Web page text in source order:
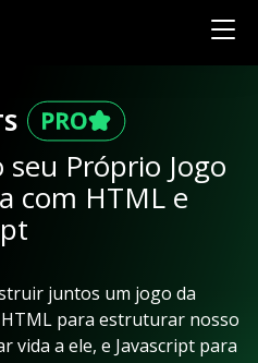
seu Próprio Jogo
com HTML e
juntos um jogo da
para estruturar nosso
vida a ele, e Javascript para